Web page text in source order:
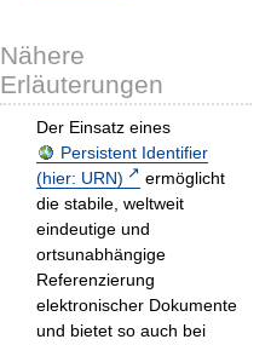
Nähere
Erläuterungen
Der Einsatz eines
Persistent Identifier
(hier: URN)
ermöglicht
die stabile, weltweit
eindeutige und
ortsunabhängige
Referenzierung
elektronischer Dokumente
und bietet so auch bei